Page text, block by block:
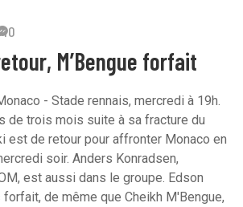
40
M’Bengue forfait
- Stade rennais, mercredi à 19h.
de trois mois suite à sa fracture du
est de retour pour affronter Monaco en
soir. Anders Konradsen,
est aussi dans le groupe. Edson
de même que Cheikh M'Bengue,